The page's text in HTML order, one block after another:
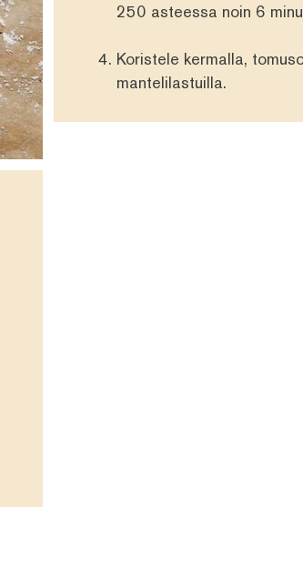
250 asteessa noin 6
Koristele kermalla,
mantelilastuilla.